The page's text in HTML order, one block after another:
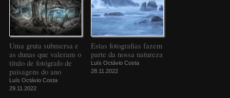
Uma gruta submersa e
as dunas que valeram o
título de fotógrafo de
paisagens do ano
Luís Octávio Costa
29.11.2022
Estas fotografias fazem
parte da nossa natureza
Luís Octávio Costa
28.11.2022